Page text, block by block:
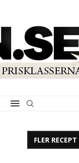
FLER RECEPT